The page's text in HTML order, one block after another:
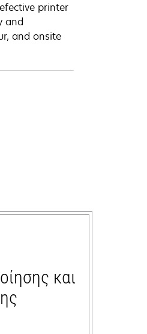
printer
and
and onsite
και